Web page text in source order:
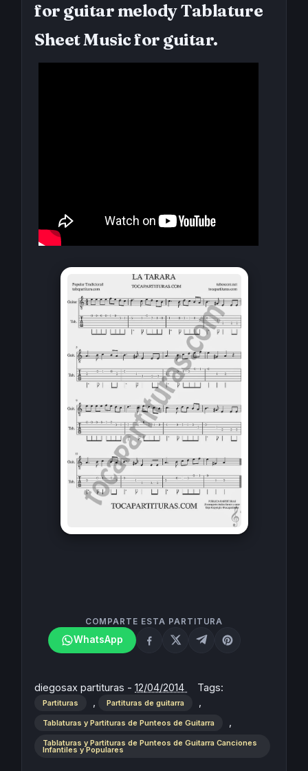
for guitar melody Tablature
Sheet Music for guitar.
COMPARTE ESTA PARTITURA
WhatsApp
diegosax partituras - 12/04/2014 Tags:
Partituras Partituras de guitarra
Tablaturas y Partituras de Punteos de Guitarra
Tablaturas y Partituras de Punteos de Guitarra Canciones
Infantiles y Populares